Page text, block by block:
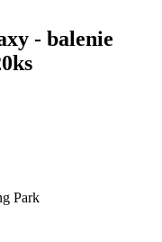
- balenie
Park